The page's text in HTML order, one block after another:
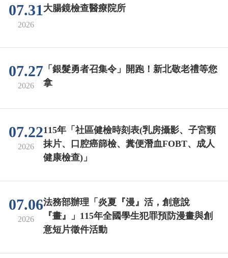
07.31
2026
大腸鏡檢查醫療院所
07.27
2026
「銀髮勇者召集令」開跑！新北敬老禮等您
拿
07.22
2026
115年「社區健檢時刻表(乳房攝影、子宮頸
抹片、口腔癌篩檢、糞便潛血FOBT、成人
健康檢查)」
07.06
2026
法務部辦理「炎夏『漫』活，創意說
『畫』」115年全國學生犯罪預防漫畫與創
意短片徵件活動